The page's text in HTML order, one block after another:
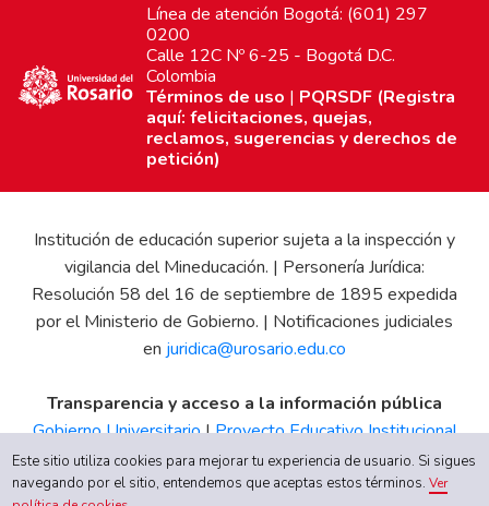
Línea de atención Bogotá: (601) 297
0200
Calle 12C Nº 6-25 - Bogotá D.C.
Colombia
Términos de uso | PQRSDF (Registra
aquí: felicitaciones, quejas,
reclamos, sugerencias y derechos de
petición)
Institución de educación superior sujeta a la inspección y
vigilancia del Mineducación. | Personería Jurídica:
Resolución 58 del 16 de septiembre de 1895 expedida
por el Ministerio de Gobierno. | Notificaciones judiciales
en juridica@urosario.edu.co
Transparencia y acceso a la información pública
Gobierno Universitario|Proyecto Educativo Institucional
|Informe de Gestión|Boletín Estadístico|Régimen
Tributario|Estados Financieros|Código de Ética|Canal
Este sitio utiliza cookies para mejorar tu experiencia de usuario. Si sigues
navegando por el sitio, entendemos que aceptas estos términos.Ver